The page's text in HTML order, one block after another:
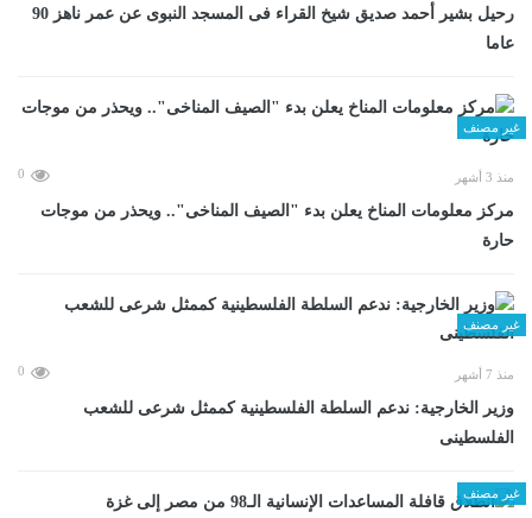
رحيل بشير أحمد صديق شيخ القراء فى المسجد النبوى عن عمر ناهز 90
عاما
غير مصنف
منذ 3 أشهر 0
مركز معلومات المناخ يعلن بدء "الصيف المناخى".. ويحذر من موجات
حارة
غير مصنف
منذ 7 أشهر 0
وزير الخارجية: ندعم السلطة الفلسطينية كممثل شرعى للشعب
الفلسطينى
غير مصنف